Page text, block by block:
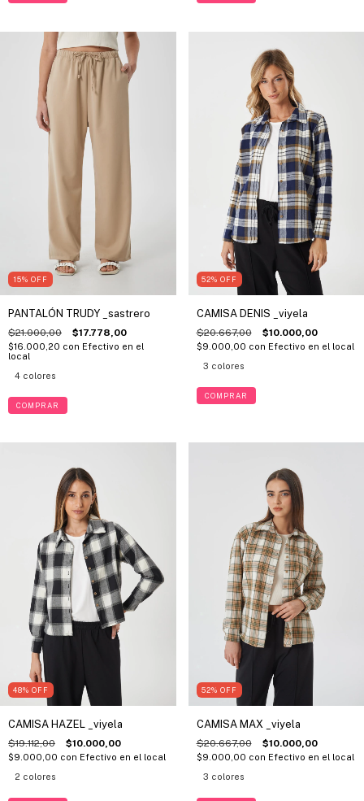
15% OFF
PANTALÓN TRUDY _sastrero
$21.000,00 $17.778,00
$16.000,20 con Efectivo en el
local
4 colores
COMPRAR
52% OFF
CAMISA DENIS _viyela
$20.667,00 $10.000,00
$9.000,00 con Efectivo en el local
3 colores
COMPRAR
48% OFF
CAMISA HAZEL _viyela
$19.112,00 $10.000,00
$9.000,00 con Efectivo en el local
2 colores
52% OFF
CAMISA MAX _viyela
$20.667,00 $10.000,00
$9.000,00 con Efectivo en el local
3 colores